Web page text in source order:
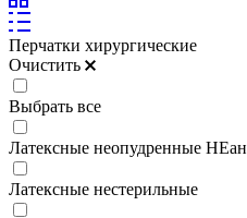
Перчатки хирургические
Очистить
Выбрать все
Латексные неопудренные
Латексные нестерильные